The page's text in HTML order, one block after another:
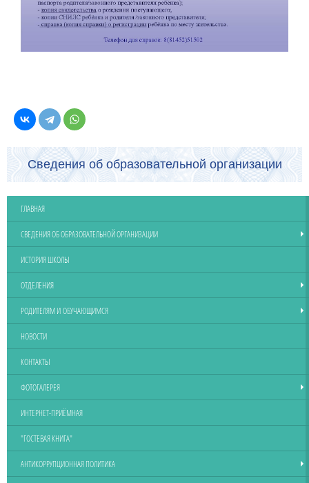
Сведения об образовательной организации
ГЛАВНАЯ
СВЕДЕНИЯ ОБ ОБРАЗОВАТЕЛЬНОЙ ОРГАНИЗАЦИИ
ИСТОРИЯ ШКОЛЫ
ОТДЕЛЕНИЯ
РОДИТЕЛЯМ И ОБУЧАЮЩИМСЯ
НОВОСТИ
КОНТАКТЫ
ФОТОГАЛЕРЕЯ
ИНТЕРНЕТ-ПРИЁМНАЯ
"ГОСТЕВАЯ КНИГА"
АНТИКОРРУПЦИОННАЯ ПОЛИТИКА